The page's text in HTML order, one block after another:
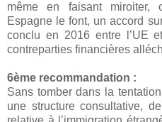
même en faisant miroiter,
Espagne le font, un accord
conclu en 2016 entre l’UE
contreparties financières
6ème recommandation :
Sans tomber dans la
une structure consultative,